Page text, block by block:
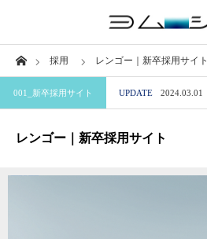
Home 採用 レンゴー｜新卒採用サイト
001_新卒採用サイト UPDATE 2024.03.01
レンゴー｜新卒採用サイト
業界から探す
サイトから探す